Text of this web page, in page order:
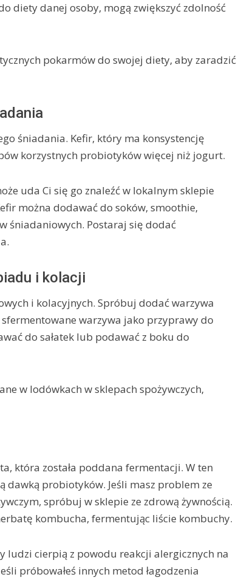
diety danej osoby, mogą zwiększyć zdolność
pokarmów do swojej diety, aby zaradzić
śniadania. Kefir, który ma konsystencję
korzystnych probiotyków więcej niż jogurt.
uda Ci się go znaleźć w lokalnym sklepie
można dodawać do soków, smoothie,
śniadaniowych. Postaraj się dodać
i kolacji
i kolacyjnych. Spróbuj dodać warzywa
warzywa jako przyprawy do
do sałatek lub podawać z boku do
w lodówkach w sklepach spożywczych,
która została poddana fermentacji. W ten
dawką probiotyków. Jeśli masz problem ze
spróbuj w sklepie ze zdrową żywnością.
kombucha, fermentując liście kombuchy.
ludzi cierpią z powodu reakcji alergicznych na
próbowałeś innych metod łagodzenia